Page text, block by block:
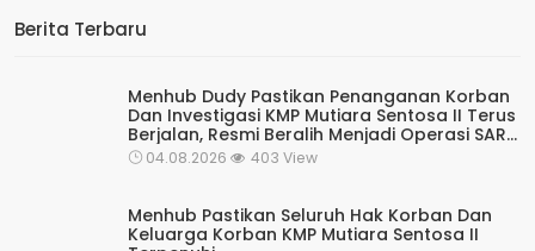
Berita Terbaru
Menhub Dudy Pastikan Penanganan Korban
Dan Investigasi KMP Mutiara Sentosa II Terus
Berjalan, Resmi Beralih Menjadi Operasi SAR
Rutin Kesiapsiagaan
04.08.2026 403 View
Menhub Pastikan Seluruh Hak Korban Dan
Keluarga Korban KMP Mutiara Sentosa II